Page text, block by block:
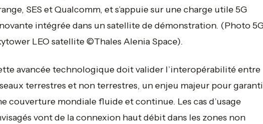
SES et Qualcomm, et s’appuie sur une charge utile 5G
intégrée dans un satellite de démonstration. (Photo
LEO satellite ©Thales Alenia Space).
avancée technologique doit valider l’interopérabilité entre
terrestres et non terrestres, un enjeu majeur pour
couverture mondiale fluide et continue. Les cas d’usage
vont de la connexion haut débit dans les zones non